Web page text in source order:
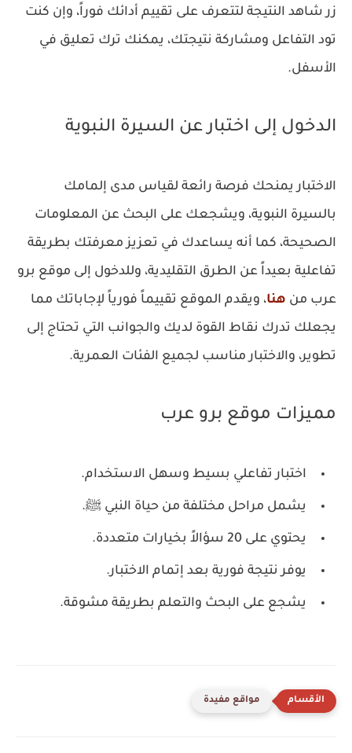
زر شاهد النتيجة لتتعرف على تقييم أدائك فوراً، وإن كنت
تود التفاعل ومشاركة نتيجتك، يمكنك ترك تعليق في
الأسفل.
الدخول إلى اختبار عن السيرة النبوية
الاختبار يمنحك فرصة رائعة لقياس مدى إلمامك
بالسيرة النبوية، ويشجعك على البحث عن المعلومات
الصحيحة، كما أنه يساعدك في تعزيز معرفتك بطريقة
تفاعلية بعيداً عن الطرق التقليدية، وللدخول إلى موقع برو
عرب من هنا، ويقدم الموقع تقييماً فورياً لإجاباتك مما
يجعلك تدرك نقاط القوة لديك والجوانب التي تحتاج إلى
تطوير، والاختبار مناسب لجميع الفئات العمرية.
مميزات موقع برو عرب
اختبار تفاعلي بسيط وسهل الاستخدام.
يشمل مراحل مختلفة من حياة النبي ﷺ.
يحتوي على 20 سؤالاً بخيارات متعددة.
يوفر نتيجة فورية بعد إتمام الاختبار.
يشجع على البحث والتعلم بطريقة مشوقة.
مواقع مفيدة